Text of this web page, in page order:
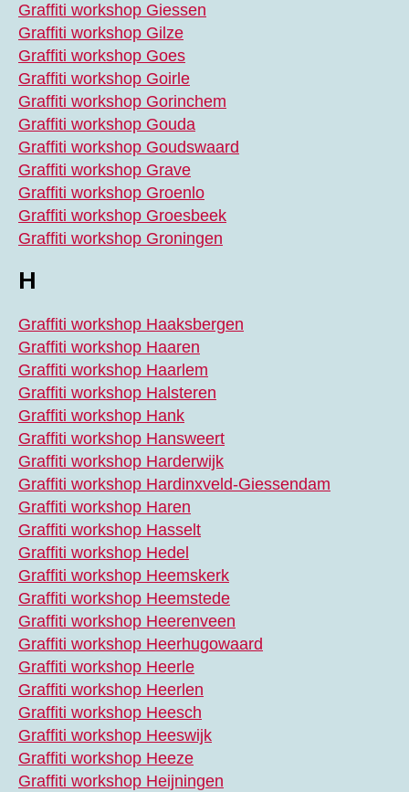
Graffiti workshop Giessen
Graffiti workshop Gilze
Graffiti workshop Goes
Graffiti workshop Goirle
Graffiti workshop Gorinchem
Graffiti workshop Gouda
Graffiti workshop Goudswaard
Graffiti workshop Grave
Graffiti workshop Groenlo
Graffiti workshop Groesbeek
Graffiti workshop Groningen
H
Graffiti workshop Haaksbergen
Graffiti workshop Haaren
Graffiti workshop Haarlem
Graffiti workshop Halsteren
Graffiti workshop Hank
Graffiti workshop Hansweert
Graffiti workshop Harderwijk
Graffiti workshop Hardinxveld-Giessendam
Graffiti workshop Haren
Graffiti workshop Hasselt
Graffiti workshop Hedel
Graffiti workshop Heemskerk
Graffiti workshop Heemstede
Graffiti workshop Heerenveen
Graffiti workshop Heerhugowaard
Graffiti workshop Heerle
Graffiti workshop Heerlen
Graffiti workshop Heesch
Graffiti workshop Heeswijk
Graffiti workshop Heeze
Graffiti workshop Heijningen